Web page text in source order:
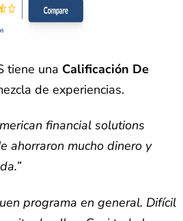
tiene una Calificación De
de experiencias.
financial solutions
ahorraron mucho dinero y
programa en general. Difícil